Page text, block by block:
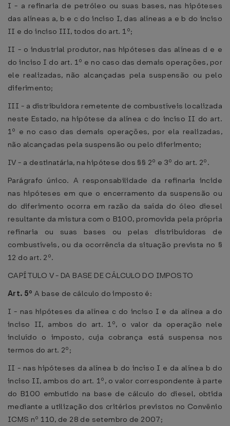
I - a refinaria de petróleo ou suas bases, nas hipóteses
das alíneas a, b e c do inciso I, das alíneas a e b do inciso
II e do inciso III, todos do art. 1º;
II - o industrial produtor, nas hipóteses das alíneas d e e
do inciso I do art. 1º e no caso das demais operações, por
ele realizadas, não alcançadas pela suspensão ou pelo
diferimento;
III - a distribuidora remetente de combustíveis localizada
neste Estado, na hipótese da alínea c do inciso II do art.
1º e no caso das demais operações, por ela realizadas,
não alcançadas pela suspensão ou pelo diferimento;
IV - a destinatária, na hipótese dos §§ 2º e 3º do art. 2º.
Parágrafo único. A responsabilidade da refinaria incide
nas hipóteses em que o encerramento da suspensão ou
do diferimento ocorra em razão da saída do óleo diesel
resultante da mistura com o B100, promovida pela própria
refinaria ou suas bases ou pelas distribuidoras de
combustíveis, ou da ocorrência da situação prevista no §
12 do art. 2º.
CAPÍTULO V - DA BASE DE CÁLCULO DO IMPOSTO
Art. 5º A base de cálculo do imposto é:
I - nas hipóteses da alínea c do inciso I e da alínea a do
inciso II, ambos do art. 1º, o valor da operação nele
incluído o imposto, cuja cobrança está suspensa nos
termos do art. 2º;
II - nas hipóteses da alínea b do inciso I e da alínea b do
inciso II, ambos do art. 1º, o valor correspondente à parte
do B100 embutido na base de cálculo do diesel, obtida
mediante a utilização dos critérios previstos no Convênio
ICMS nº 110, de 28 de setembro de 2007;